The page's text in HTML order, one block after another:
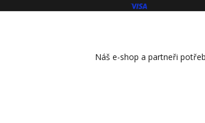
©
Náš e-shop a partneři